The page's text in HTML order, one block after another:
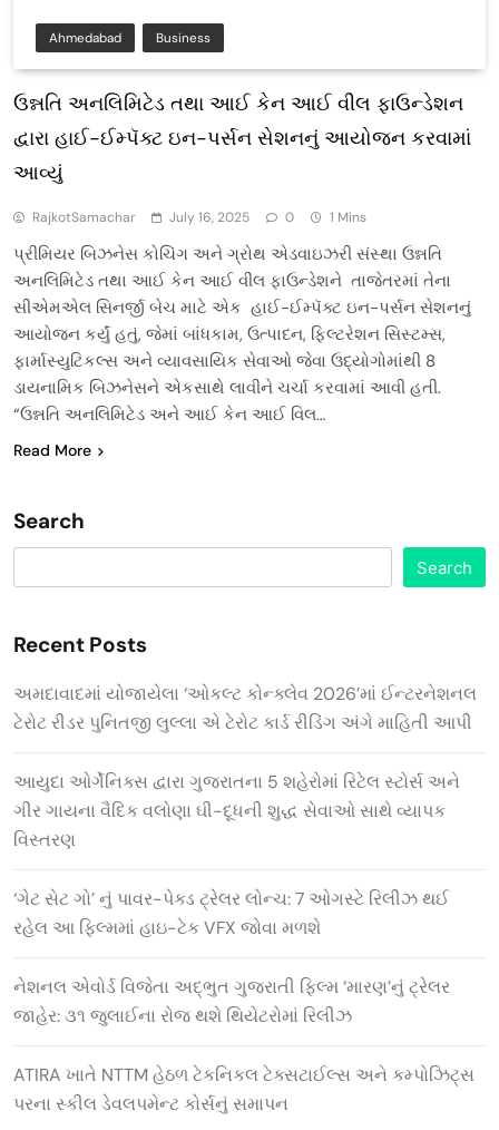
Ahmedabad Business
ઉન્નતિ અનલિમિટેડ તથા આઈ કેન આઈ વીલ ફાઉન્ડેશન
દ્વારા હાઈ-ઈમ્પૅક્ટ ઇન-પર્સન સેશનનું આયોજન કરવામાં
આવ્યું
RajkotSamachar July 16, 2025 0 1 Mins
પ્રીમિયર બિઝનેસ કોચિંગ અને ગ્રોથ એડવાઇઝરી સંસ્થા ઉન્નતિ
અનલિમિટેડ તથા આઈ કેન આઈ વીલ ફાઉન્ડેશને તાજેતરમાં તેના
સીએમએલ સિનર્જી બેચ માટે એક હાઈ-ઈમ્પૅક્ટ ઇન-પર્સન સેશનનું
આયોજન કર્યું હતું, જેમાં બાંધકામ, ઉત્પાદન, ફિલ્ટરેશન સિસ્ટમ્સ,
ફાર્માસ્યુટિકલ્સ અને વ્યાવસાયિક સેવાઓ જેવા ઉદ્યોગોમાંથી 8
ડાયનામિક બિઝનેસને એકસાથે લાવીને ચર્ચા કરવામાં આવી હતી.
“ઉન્નતિ અનલિમિટેડ અને આઈ કેન આઈ વિલ…
Read More
Search
Search
Recent Posts
અમદાવાદમાં યોજાયેલા ‘ઓકલ્ટ કોન્ક્લેવ 2026’માં ઈન્ટરનેશનલ
ટેરોટ રીડર પુનિતજી લુલ્લા એ ટેરોટ કાર્ડ રીડિંગ અંગે માહિતી આપી
આયુદા ઓર્ગેનિક્સ દ્વારા ગુજરાતના 5 શહેરોમાં રિટેલ સ્ટોર્સ અને
ગીર ગાયના વૈદિક વલોણા ઘી-દૂધની શુદ્ધ સેવાઓ સાથે વ્યાપક
વિસ્તરણ
‘ગેટ સેટ ગો’ નું પાવર-પેક્ડ ટ્રેલર લોન્ચ: 7 ઓગસ્ટે રિલીઝ થઈ
રહેલ આ ફિલ્મમાં હાઇ-ટેક VFX જોવા મળશે
નેશનલ એવોર્ડ વિજેતા અદ્ભુત ગુજરાતી ફિલ્મ ‘મારણ’નું ટ્રેલર
જાહેર: ૩૧ જુલાઈના રોજ થશે થિયેટરોમાં રિલીઝ
ATIRA ખાતે NTTM હેઠળ ટેકનિકલ ટેક્સટાઈલ્સ અને કમ્પોઝિટ્સ
પરના સ્કીલ ડેવલપમેન્ટ કોર્સનું સમાપન